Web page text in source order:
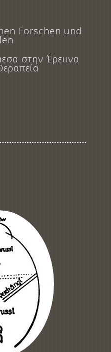
Forschen und
στην Έρευνα